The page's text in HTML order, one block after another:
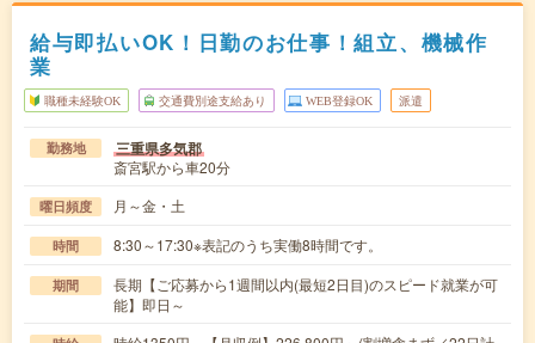
給与即払いOK！日勤のお仕事！組立、機械作
業
職種未経験OK 交通費別途支給あり WEB登録OK 派遣
勤務地 三重県多気郡
斎宮駅から車20分
曜日頻度 月～金・土
時間 8:30～17:30※表記のうち実働8時間です。
期間
長期【ご応募から1週間以内(最短2日目)のスピード就業が可
能】即日～